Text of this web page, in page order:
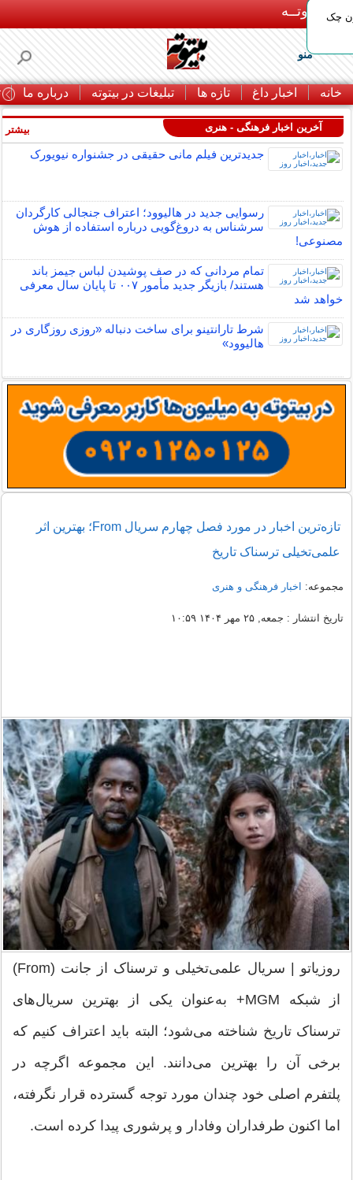
بـیتوتــه
منو
خانه اخبار داغ تازه ها تبلیغات در بیتوته درباره ما
چک
آخرین اخبار فرهنگی - هنری
جدیدترین فیلم مانی حقیقی در جشنواره نیویورک
رسوایی جدید در هالیوود؛ اعتراف جنجالی کارگردان
سرشناس به دروغ‌گویی درباره استفاده از هوش
مصنوعی!
تمام مردانی که در صف پوشیدن لباس جیمز باند
هستند/ بازیگر جدید مأمور ۰۰۷ تا پایان سال معرفی
خواهد شد
شرط تارانتینو برای ساخت دنباله «روزی روزگاری در
هالیوود»
بیشتر
تازه‌ترین اخبار در مورد فصل چهارم سریال From؛ بهترین اثر
علمی‌تخیلی ترسناک تاریخ
مجموعه: اخبار فرهنگی و هنری
تاریخ انتشار : جمعه, ۲۵ مهر ۱۴۰۴ ۱۰:۵۹
روزیاتو | سریال علمی‌تخیلی و ترسناک از جانت (From)
از شبکه‌ MGM+ به‌عنوان یکی از بهترین سریال‌های
ترسناک تاریخ شناخته می‌شود؛ البته باید اعتراف کنیم که
برخی آن را بهترین می‌دانند. این مجموعه اگرچه در
پلتفرم اصلی خود چندان مورد توجه گسترده قرار نگرفته،
اما اکنون طرفداران وفادار و پرشوری پیدا کرده است.